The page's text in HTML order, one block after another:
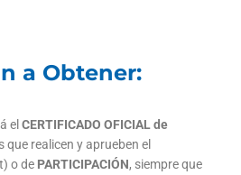
a Obtener:
el CERTIFICADO OFICIAL de
que realicen y aprueben el
o de PARTICIPACIÓN, siempre que